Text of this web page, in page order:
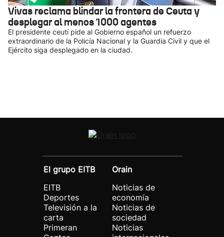
Vivas reclama blindar la frontera de Ceuta y
desplegar al menos 1000 agentes
El presidente ceutí pide al Gobierno español un refuerzo
extraordinario de la Policía Nacional y la Guardia Civil y que el
Ejército siga desplegado en la ciudad.
El grupo EITB
EITB
Deportes
Televisión a la
carta
Primeran
Orain
Noticias de
economía
Noticias de
sociedad
Noticias